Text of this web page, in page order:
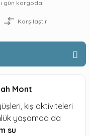
gün kargoda!
Karşılaştır
Mont
kış aktiviteleri
yaşamda da
su